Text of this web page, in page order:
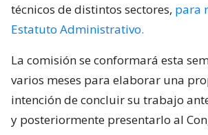
técnicos de distintos sectores, para
Estatuto Administrativo.
La comisión se conformará esta
varios meses para elaborar una
intención de concluir su trabajo
y posteriormente presentarlo al